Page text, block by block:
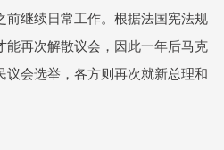
继续日常工作。根据法国宪法规
能再次解散议会，因此一年后马克
会选举，各方则再次就新总理和